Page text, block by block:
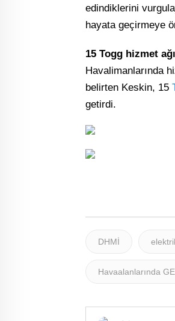
edindiklerini
hayata geçirmeye
15 Togg hizmet
Havalimanlarında
belirten Keskin, 15
getirdi.
DHMİ
Havaalanlarında